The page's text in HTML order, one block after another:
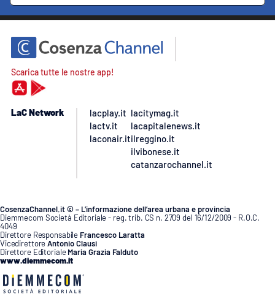
Scarica tutte le nostre app!
LaC Network
lacplay.it
lactv.it
laconair.it
lacitymag.it
lacapitalenews.it
ilreggino.it
ilvibonese.it
catanzarochannel.it
CosenzaChannel.it © – L’informazione dell’area urbana e provincia
Diemmecom Società Editoriale - reg. trib. CS n. 2709 del 16/12/2009 - R.O.C.
4049
Direttore Responsabile Francesco Laratta
VicedirettoreAntonio Clausi
Direttore Editoriale Maria Grazia Falduto
www.diemmecom.it